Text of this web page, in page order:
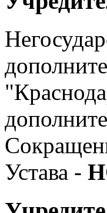
Устава -